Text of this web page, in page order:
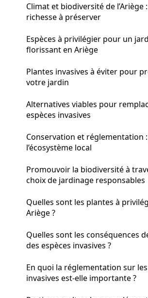
Climat et biodiversité de l’Ariège
richesse à préserver
Espèces à privilégier pour un
florissant en Ariège
Plantes invasives à éviter pour
votre jardin
Alternatives viables pour
espèces invasives
Conservation et réglementation
l’écosystème local
Promouvoir la biodiversité à
choix de jardinage responsables
Quelles sont les plantes à
Ariège ?
Quelles sont les conséquences
des espèces invasives ?
En quoi la réglementation sur
invasives est-elle importante ?